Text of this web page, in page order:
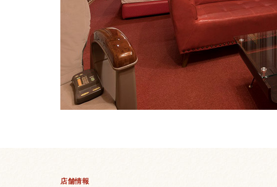
店舗情報